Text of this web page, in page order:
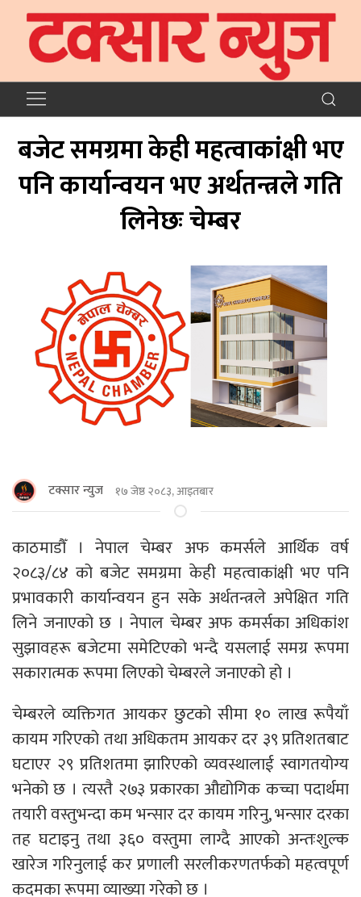
बजेट समग्रमा केही महत्वाकांक्षी भए
पनि कार्यान्वयन भए अर्थतन्त्रले गति
लिनेछः चेम्बर
टक्सार न्युज १७ जेष्ठ २०८३, आइतबार
काठमाडौँ । नेपाल चेम्बर अफ कमर्सले आर्थिक वर्ष
२०८३/८४ को बजेट समग्रमा केही महत्वाकांक्षी भए पनि
प्रभावकारी कार्यान्वयन हुन सके अर्थतन्त्रले अपेक्षित गति
लिने जनाएको छ । नेपाल चेम्बर अफ कमर्सका अधिकांश
सुझावहरू बजेटमा समेटिएको भन्दै यसलाई समग्र रूपमा
सकारात्मक रूपमा लिएको चेम्बरले जनाएको हो ।
चेम्बरले व्यक्तिगत आयकर छुटको सीमा १० लाख रूपैयाँ
कायम गरिएको तथा अधिकतम आयकर दर ३९ प्रतिशतबाट
घटाएर २९ प्रतिशतमा झारिएको व्यवस्थालाई स्वागतयोग्य
भनेको छ । त्यस्तै २७३ प्रकारका औद्योगिक कच्चा पदार्थमा
तयारी वस्तुभन्दा कम भन्सार दर कायम गरिनु, भन्सार दरका
तह घटाइनु तथा ३६० वस्तुमा लाग्दै आएको अन्तःशुल्क
खारेज गरिनुलाई कर प्रणाली सरलीकरणतर्फको महत्वपूर्ण
कदमका रूपमा व्याख्या गरेको छ ।